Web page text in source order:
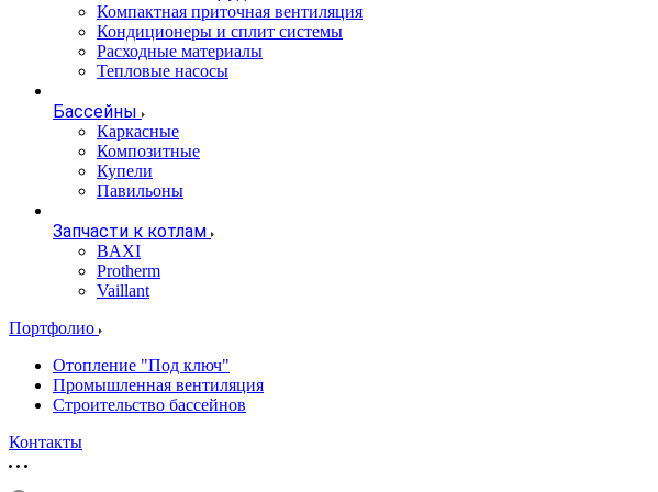
Компактная приточная вентиляция
Кондиционеры и сплит системы
Расходные материалы
Тепловые насосы
Бассейны
Каркасные
Композитные
Купели
Павильоны
Запчасти к котлам
BAXI
Protherm
Vaillant
Портфолио
Отопление "Под ключ"
Промышленная вентиляция
Строительство бассейнов
Контакты